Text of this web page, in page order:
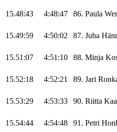
15.48:43 4:48:47 86. Paula
15.49:59 4:50:02 87. Juha
15.51:07 4:51:10 88. Minja
15.52:18 4:52:21 89. Jari
15.53:29 4:53:33 90. Riitta
15.54:44 4:54:48 91. Petri